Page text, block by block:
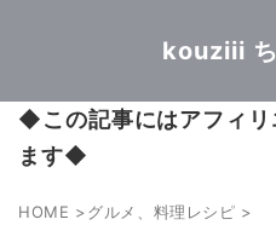
kouziii
◆この記事にはアフィ
ます◆
HOME >グルメ、料理レシピ >